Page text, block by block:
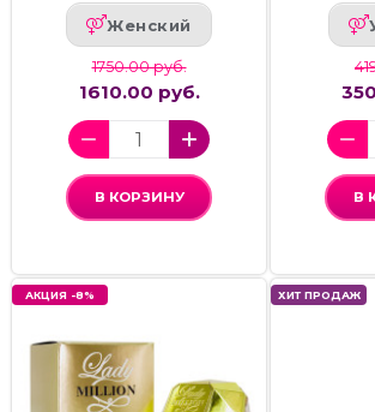
Женский
1750.00 руб.
1610.00 руб.
В КОРЗИНУ В
АКЦИЯ -8% ХИТ ПРОДАЖ